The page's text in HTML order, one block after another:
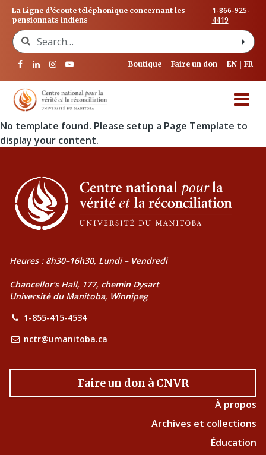
La Ligne d’écoute téléphonique concernant les
pensionnats indiens
1-866-925-
4419
Search for:
Boutique Faire un don EN FR
No template found. Please setup a Page Template to
display your content.
Heures : 8h30–16h30, Lundi – Vendredi
Chancellor’s Hall, 177, chemin Dysart
Université du Manitoba, Winnipeg
1-855-415-4534
nctr@umanitoba.ca
Faire un don à CNVR
À propos
Archives et collections
Éducation